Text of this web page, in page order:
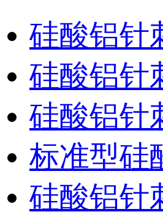
硅酸铝针
硅酸铝针
硅酸铝针
标准型硅
硅酸铝针